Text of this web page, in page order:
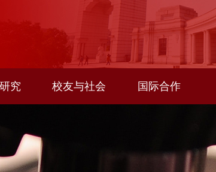
究 校友与社会 国际合作